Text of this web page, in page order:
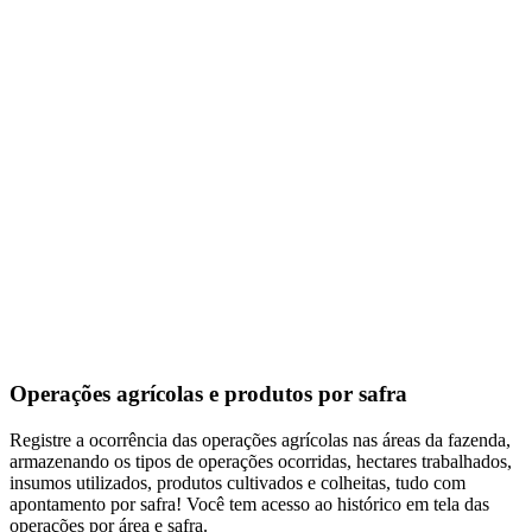
Operações agrícolas e produtos por safra
Registre a ocorrência das operações agrícolas nas áreas da fazenda,
armazenando os tipos de operações ocorridas, hectares trabalhados,
insumos utilizados, produtos cultivados e colheitas, tudo com
apontamento por safra! Você tem acesso ao histórico em tela das
operações por área e safra.